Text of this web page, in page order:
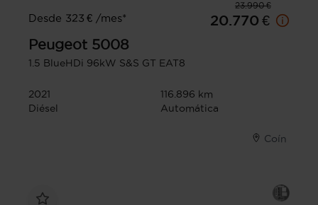
23.990 €
Desde 323 € /mes*
20.770 €
Peugeot 5008
1.5 BlueHDi 96kW S&S GT EAT8
2021
116.896 km
Diésel
Automática
Coín